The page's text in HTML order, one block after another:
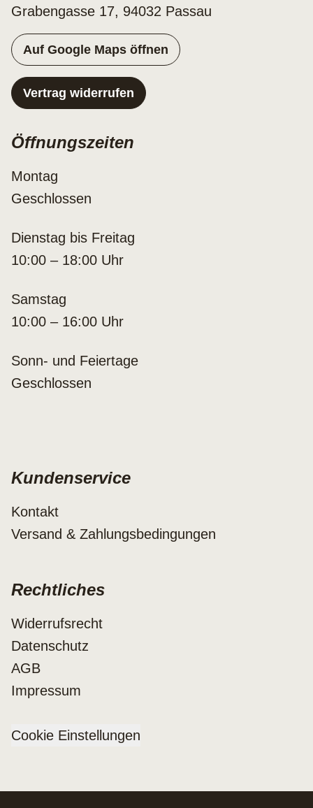
Grabengasse 17, 94032 Passau
Auf Google Maps öffnen
Vertrag widerrufen
Öffnungszeiten
Montag
Geschlossen
Dienstag bis Freitag
10:00 – 18:00 Uhr
Samstag
10:00 – 16:00 Uhr
Sonn- und Feiertage
Geschlossen
Kundenservice
Kontakt
Versand & Zahlungsbedingungen
Rechtliches
Widerrufsrecht
Datenschutz
AGB
Impressum
Cookie Einstellungen